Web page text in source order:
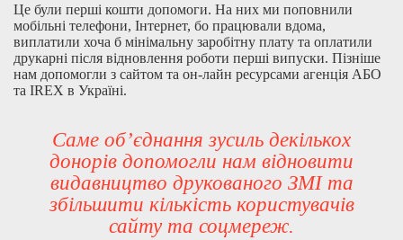
Це були перші кошти допомоги. На них ми поповнили
мобільні телефони, Інтернет, бо працювали вдома,
виплатили хоча б мінімальну заробітну плату та оплатили
друкарні після відновлення роботи перші випуски. Пізніше
нам допомогли з сайтом та он-лайн ресурсами агенція АБО
та IREX в Україні.
Саме об’єднання зусиль декількох
донорів допомогли нам відновити
видавництво друкованого ЗМІ та
збільшити кількість користувачів
сайту та соцмереж.